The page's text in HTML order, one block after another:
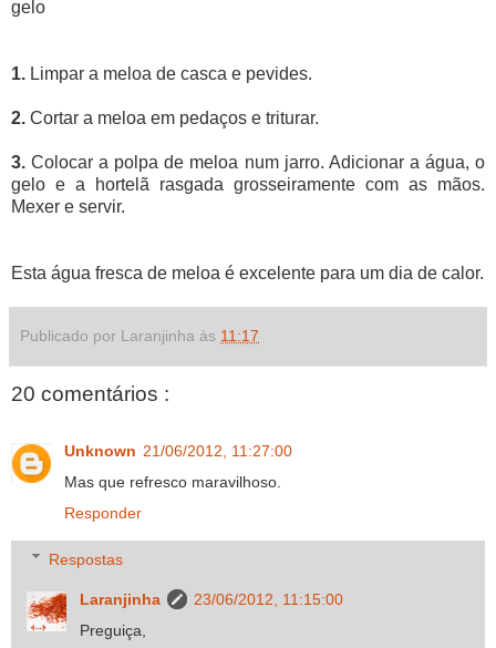
gelo
1. Limpar a meloa de casca e pevides.
2. Cortar a meloa em pedaços e triturar.
3. Colocar a polpa de meloa num jarro. Adicionar a água, o
gelo e a hortelã rasgada grosseiramente com as mãos.
Mexer e servir.
Esta água fresca de meloa é excelente para um dia de calor.
Publicado por Laranjinha às 11:17
20 comentários :
Unknown 21/06/2012, 11:27:00
Mas que refresco maravilhoso.
Responder
Respostas
Laranjinha
23/06/2012, 11:15:00
Preguiça,